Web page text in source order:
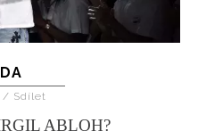
/ Sdílet
ABLOH?